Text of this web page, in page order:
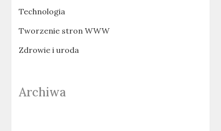
Technologia
Tworzenie stron WWW
Zdrowie i uroda
Archiwa